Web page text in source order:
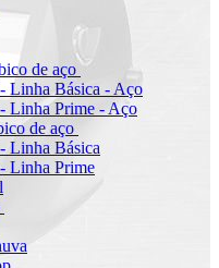
de aço
Linha Básica - Aço
Linha Prime - Aço
de aço
Linha Básica
Linha Prime